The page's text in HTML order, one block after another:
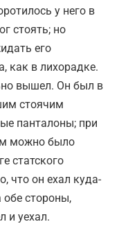
у него в
стоять; но
его
как в лихорадке.
вышел. Он был в
стоячим
панталоны; при
можно было
статского
что он ехал куда-
обе стороны,
и уехал.